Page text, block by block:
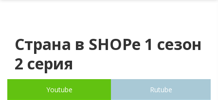
Страна в SHOPe 1 сезон
2 серия
Youtube Rutube